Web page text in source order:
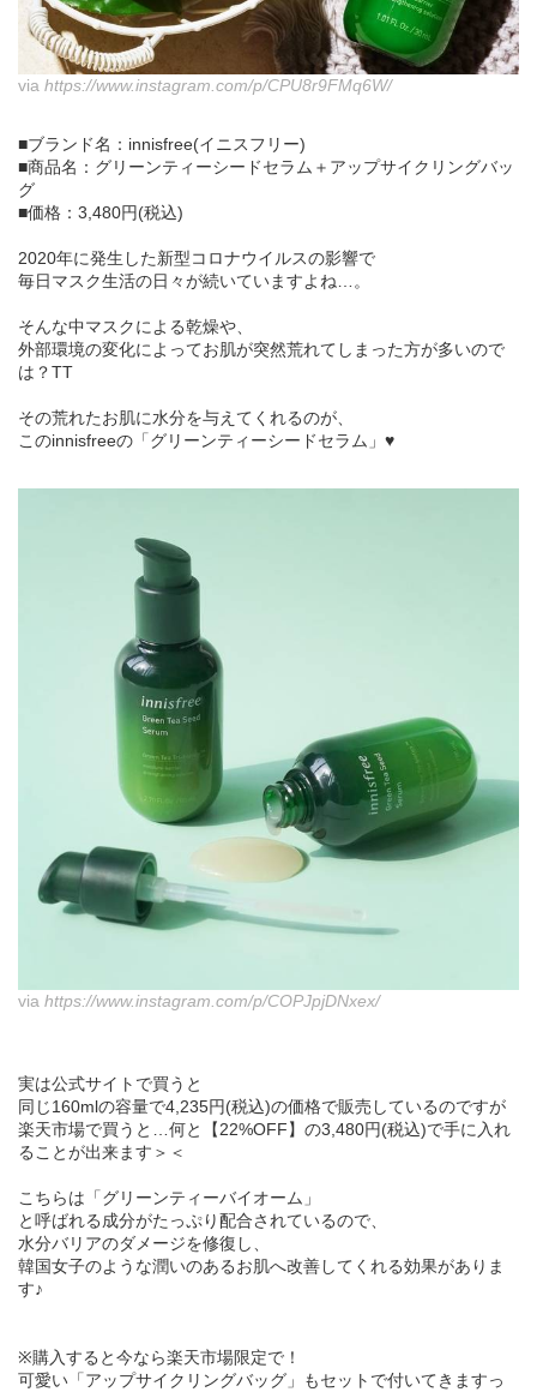
via https://www.instagram.com/p/CPU8r9FMq6W/
■ブランド名：innisfree(イニスフリー)
■商品名：グリーンティーシードセラム＋アップサイクリングバッ
グ
■価格：3,480円(税込)
2020年に発生した新型コロナウイルスの影響で
毎日マスク生活の日々が続いていますよね…。
そんな中マスクによる乾燥や、
外部環境の変化によってお肌が突然荒れてしまった方が多いので
は？TT
その荒れたお肌に水分を与えてくれるのが、
このinnisfreeの「グリーンティーシードセラム」♥
via https://www.instagram.com/p/COPJpjDNxex/
実は公式サイトで買うと
同じ160mlの容量で4,235円(税込)の価格で販売しているのですが
楽天市場で買うと…何と【22%OFF】の3,480円(税込)で手に入れ
ることが出来ます＞＜
こちらは「グリーンティーバイオーム」
と呼ばれる成分がたっぷり配合されているので、
水分バリアのダメージを修復し、
韓国女子のような潤いのあるお肌へ改善してくれる効果がありま
す♪
※購入すると今なら楽天市場限定で！
可愛い「アップサイクリングバッグ」もセットで付いてきますっ